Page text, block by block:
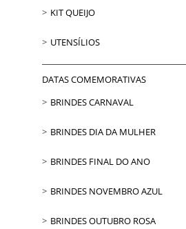
KIT QUEIJO
UTENSÍLIOS
DATAS COMEMORATIVAS
BRINDES CARNAVAL
BRINDES DIA DA MULHER
BRINDES FINAL DO ANO
BRINDES NOVEMBRO AZUL
BRINDES OUTUBRO ROSA